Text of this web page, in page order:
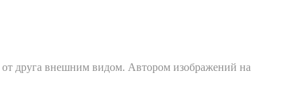
друга внешним видом. Автором изображений на